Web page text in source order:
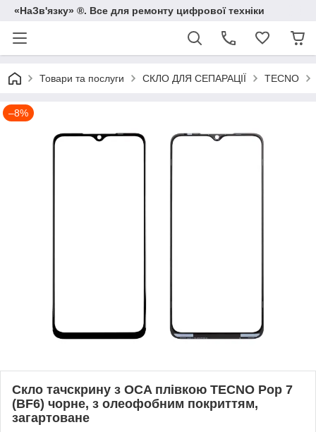
«НаЗв'язку» ®. Все для ремонту цифрової техніки
Товари та послуги СКЛО ДЛЯ СЕПАРАЦІЇ TECNO
–8%
Скло тачскрину з OCA плівкою TECNO Pop 7
(BF6) чорне, з олеофобним покриттям,
загартоване